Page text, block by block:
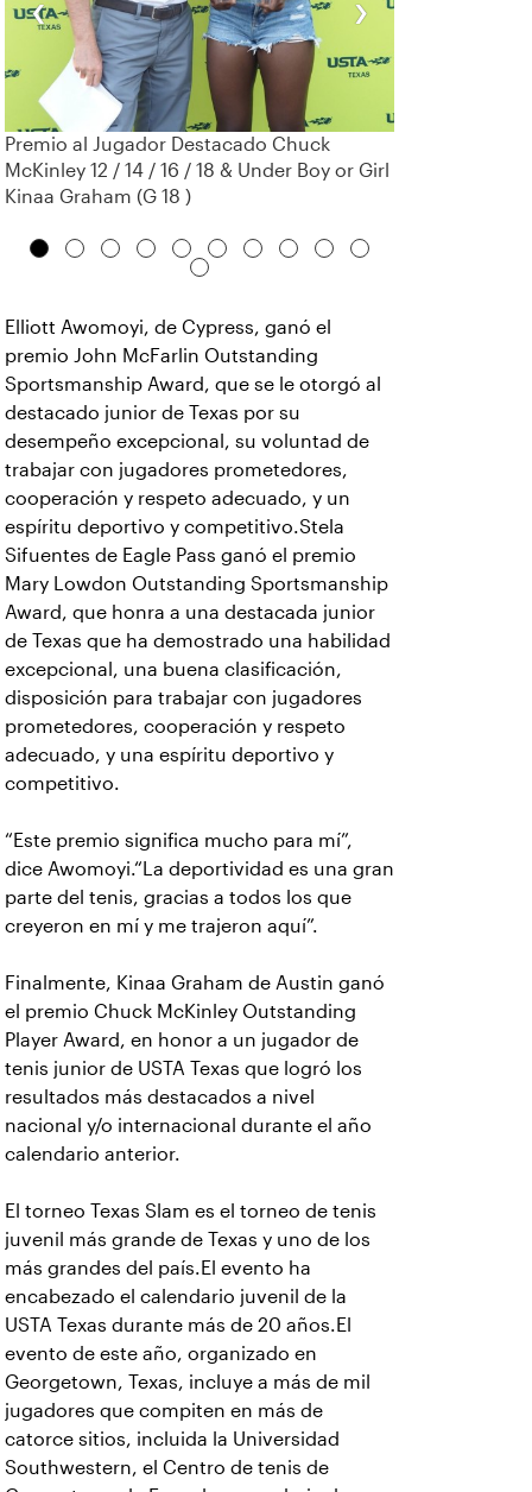
Premio al Jugador Destacado Chuck
McKinley 12 / 14 / 16 / 18 & Under Boy or Girl
Kinaa Graham (G 18 )
Elliott Awomoyi, de Cypress, ganó el
premio John McFarlin Outstanding
Sportsmanship Award, que se le otorgó al
destacado junior de Texas por su
desempeño excepcional, su voluntad de
trabajar con jugadores prometedores,
cooperación y respeto adecuado, y un
espíritu deportivo y competitivo.Stela
Sifuentes de Eagle Pass ganó el premio
Mary Lowdon Outstanding Sportsmanship
Award, que honra a una destacada junior
de Texas que ha demostrado una habilidad
excepcional, una buena clasificación,
disposición para trabajar con jugadores
prometedores, cooperación y respeto
adecuado, y una espíritu deportivo y
competitivo.
“Este premio significa mucho para mí”,
dice Awomoyi.“La deportividad es una gran
parte del tenis, gracias a todos los que
creyeron en mí y me trajeron aquí”.
Finalmente, Kinaa Graham de Austin ganó
el premio Chuck McKinley Outstanding
Player Award, en honor a un jugador de
tenis junior de USTA Texas que logró los
resultados más destacados a nivel
nacional y/o internacional durante el año
calendario anterior.
El torneo Texas Slam es el torneo de tenis
juvenil más grande de Texas y uno de los
más grandes del país.El evento ha
encabezado el calendario juvenil de la
USTA Texas durante más de 20 años.El
evento de este año, organizado en
Georgetown, Texas, incluye a más de mil
jugadores que compiten en más de
catorce sitios, incluida la Universidad
Southwestern, el Centro de tenis de